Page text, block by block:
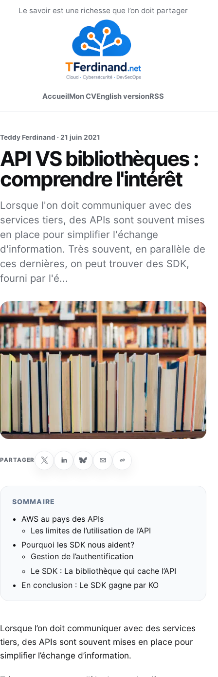
Le savoir est une richesse que l’on doit partager
AccueilMon CVEnglish versionRSS
Teddy Ferdinand · 21 juin 2021
API VS bibliothèques :
comprendre l'intérêt
Lorsque l'on doit communiquer avec des
services tiers, des APIs sont souvent mises
en place pour simplifier l'échange
d'information. Très souvent, en parallèle de
ces dernières, on peut trouver des SDK,
fourni par l'é...
PARTAGER
SOMMAIRE
AWS au pays des APIs
Les limites de l’utilisation de l’API
Pourquoi les SDK nous aident?
Gestion de l’authentification
Le SDK : La bibliothèque qui cache l’API
En conclusion : Le SDK gagne par KO
Lorsque l’on doit communiquer avec des services
tiers, des APIs sont souvent mises en place pour
simplifier l’échange d’information.